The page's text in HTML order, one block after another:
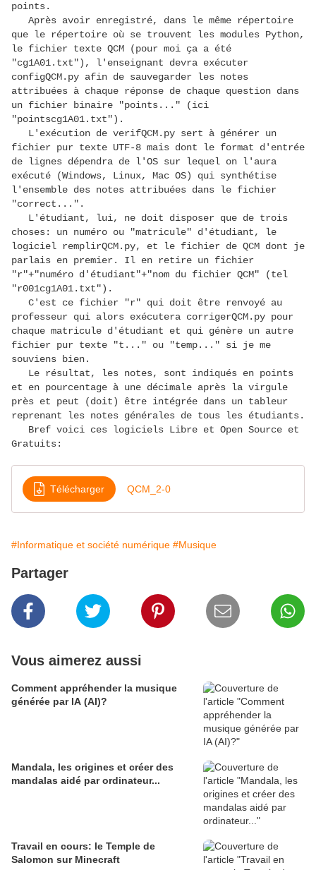
points.
Après avoir enregistré, dans le même répertoire
que le répertoire où se trouvent les modules Python,
le fichier texte QCM (pour moi ça a été
"cg1A01.txt"), l'enseignant devra exécuter
configQCM.py afin de sauvegarder les notes
attribuées à chaque réponse de chaque question dans
un fichier binaire "points..." (ici
"pointscg1A01.txt").
L'exécution de verifQCM.py sert à générer un
fichier pur texte UTF-8 mais dont le format d'entrée
de lignes dépendra de l'OS sur lequel on l'aura
exécuté (Windows, Linux, Mac OS) qui synthétise
l'ensemble des notes attribuées dans le fichier
"correct...".
L'étudiant, lui, ne doit disposer que de trois
choses: un numéro ou "matricule" d'étudiant, le
logiciel remplirQCM.py, et le fichier de QCM dont je
parlais en premier. Il en retire un fichier
"r"+"numéro d'étudiant"+"nom du fichier QCM" (tel
"r001cg1A01.txt").
C'est ce fichier "r" qui doit être renvoyé au
professeur qui alors exécutera corrigerQCM.py pour
chaque matricule d'étudiant et qui génère un autre
fichier pur texte "t..." ou "temp..." si je me
souviens bien.
Le résultat, les notes, sont indiqués en points
et en pourcentage à une décimale après la virgule
près et peut (doit) être intégrée dans un tableur
reprenant les notes générales de tous les étudiants.
Bref voici ces logiciels Libre et Open Source et
Gratuits:
Télécharger QCM_2-0
#Informatique et société numérique #Musique
Partager
Vous aimerez aussi
Comment appréhender la musique
générée par IA (AI)?
Mandala, les origines et créer des
mandalas aidé par ordinateur...
Travail en cours: le Temple de
Salomon sur Minecraft